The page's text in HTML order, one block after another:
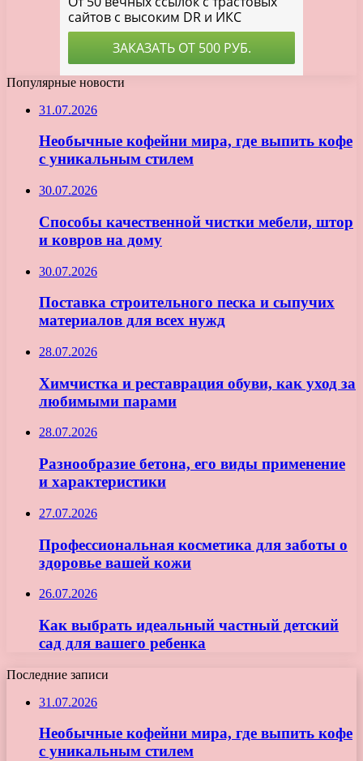
Популярные новости
31.07.2026
Необычные кофейни мира, где выпить кофе
с уникальным стилем
30.07.2026
Способы качественной чистки мебели, штор
и ковров на дому
30.07.2026
Поставка строительного песка и сыпучих
материалов для всех нужд
28.07.2026
Химчистка и реставрация обуви, как уход за
любимыми парами
28.07.2026
Разнообразие бетона, его виды применение
и характеристики
27.07.2026
Профессиональная косметика для заботы о
здоровье вашей кожи
26.07.2026
Как выбрать идеальный частный детский
сад для вашего ребенка
Последние записи
31.07.2026
Необычные кофейни мира, где выпить кофе
с уникальным стилем